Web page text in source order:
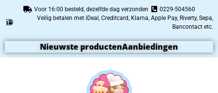
Voor 16:00 besteld, dezelfde dag verzonden
0229-504560
Veilig betalen met iDeal, Creditcard, Klarna, Apple Pay, Riverty, Sepa,
Bancontact etc.
Nieuwste productenAanbiedingen